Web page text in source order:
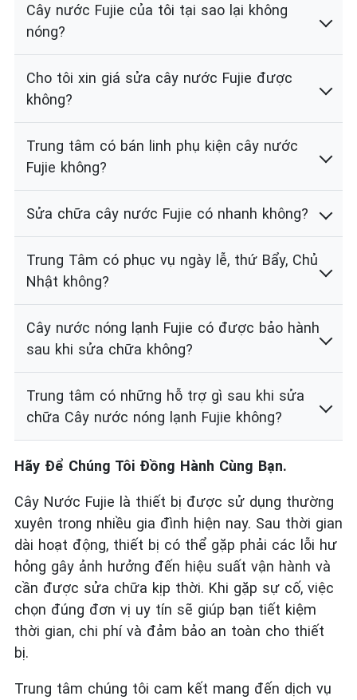
Cây nước Fujie của tôi tại sao lại không
nóng?
Cho tôi xin giá sửa cây nước Fujie được
không?
Trung tâm có bán linh phụ kiện cây nước
Fujie không?
Sửa chữa cây nước Fujie có nhanh không?
Trung Tâm có phục vụ ngày lễ, thứ Bẩy, Chủ
Nhật không?
Cây nước nóng lạnh Fujie có được bảo hành
sau khi sửa chữa không?
Trung tâm có những hỗ trợ gì sau khi sửa
chữa Cây nước nóng lạnh Fujie không?
Hãy Để Chúng Tôi Đồng Hành Cùng Bạn.
Cây Nước Fujie là thiết bị được sử dụng thường
xuyên trong nhiều gia đình hiện nay. Sau thời gian
dài hoạt động, thiết bị có thể gặp phải các lỗi hư
hỏng gây ảnh hưởng đến hiệu suất vận hành và
cần được sửa chữa kịp thời. Khi gặp sự cố, việc
chọn đúng đơn vị uy tín sẽ giúp bạn tiết kiệm
thời gian, chi phí và đảm bảo an toàn cho thiết
bị.
Trung tâm chúng tôi cam kết mang đến dịch vụ